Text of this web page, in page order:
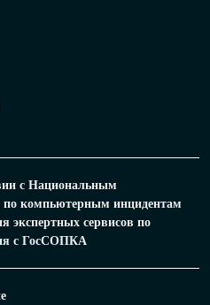
с Национальным
компьютерным инцидентам
сервисов по
с ГосСОПКА